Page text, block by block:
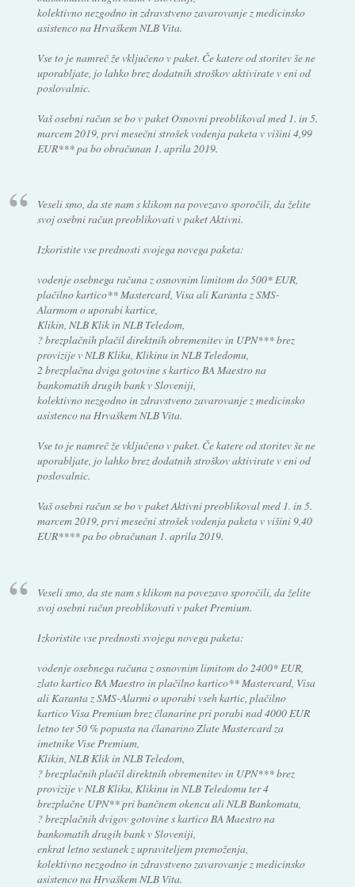
kolektivno nezgodno in zdravstveno zavarovanje z medicinsko
asistenco na Hrvaškem NLB Vita.
Vse to je namreč že vključeno v paket. Če katere od storitev še ne
uporabljate, jo lahko brez dodatnih stroškov aktivirate v eni od
poslovalnic.
Vaš osebni račun se bo v paket Osnovni preoblikoval med 1. in 5.
marcem 2019, prvi mesečni strošek vodenja paketa v višini 4,99
EUR*** pa bo obračunan 1. aprila 2019.
Veseli smo, da ste nam s klikom na povezavo sporočili, da želite
svoj osebni račun preoblikovati v paket Aktivni.
Izkoristite vse prednosti svojega novega paketa:
vodenje osebnega računa z osnovnim limitom do 500* EUR,
plačilno kartico** Mastercard, Visa ali Karanta z SMS-
Alarmom o uporabi kartice,
Klikin, NLB Klik in NLB Teledom,
? brezplačnih plačil direktnih obremenitev in UPN*** brez
provizije v NLB Kliku, Klikinu in NLB Teledomu,
2 brezplačna dviga gotovine s kartico BA Maestro na
bankomatih drugih bank v Sloveniji,
kolektivno nezgodno in zdravstveno zavarovanje z medicinsko
asistenco na Hrvaškem NLB Vita.
Vse to je namreč že vključeno v paket. Če katere od storitev še ne
uporabljate, jo lahko brez dodatnih stroškov aktivirate v eni od
poslovalnic.
Vaš osebni račun se bo v paket Aktivni preoblikoval med 1. in 5.
marcem 2019, prvi mesečni strošek vodenja paketa v višini 9,40
EUR**** pa bo obračunan 1. aprila 2019.
Veseli smo, da ste nam s klikom na povezavo sporočili, da želite
svoj osebni račun preoblikovati v paket Premium.
Izkoristite vse prednosti svojega novega paketa:
vodenje osebnega računa z osnovnim limitom do 2400* EUR,
zlato kartico BA Maestro in plačilno kartico** Mastercard, Visa
ali Karanta z SMS-Alarmi o uporabi vseh kartic, plačilno
kartico Visa Premium brez članarine pri porabi nad 4000 EUR
letno ter 50 % popusta na članarino Zlate Mastercard za
imetnike Vise Premium,
Klikin, NLB Klik in NLB Teledom,
? brezplačnih plačil direktnih obremenitev in UPN*** brez
provizije v NLB Kliku, Klikinu in NLB Teledomu ter 4
brezplačne UPN** pri bančnem okencu ali NLB Bankomatu,
? brezplačnih dvigov gotovine s kartico BA Maestro na
bankomatih drugih bank v Sloveniji,
enkrat letno sestanek z upraviteljem premoženja,
kolektivno nezgodno in zdravstveno zavarovanje z medicinsko
asistenco na Hrvaškem NLB Vita.